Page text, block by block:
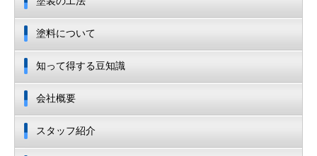
塗料について
知って得する豆知識
会社概要
スタッフ紹介